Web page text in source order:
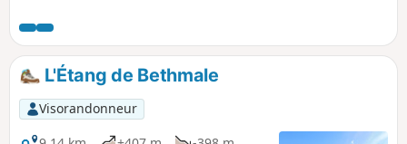
décalé sur la rive gauche du torrent
Balamet.
L'Étang de Bethmale
Visorandonneur